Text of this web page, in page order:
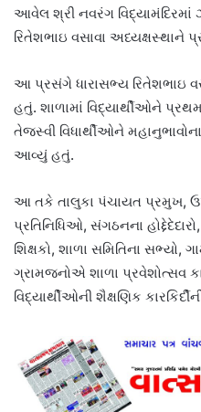
આવેલ શ્રી નવરંગ વિદ્યામંદિરમાં
રિતેશભાઇ વસાવા અધ્યક્ષસ્થાને
આ પ્રસંગે ધારાસભ્ય રિતેશભાઇ
હતું. શાળામાં વિદ્યાર્થીઓને
તેજસ્વી વિધાર્થીઓને
આવ્યું હતું.
આ તકે તાલુકા પંચાયત પ્રમુખ,
પ્રતિનિધિઓ, સંગઠનના
શિક્ષકો, શાળા સમિતિના
ગ્રામજનોએ શાળા પ્રવેશોત્સવ
વિદ્યાર્થીઓની શૈક્ષણિક